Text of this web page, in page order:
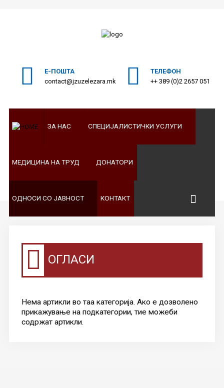
УСЛУГИ
МЕДИЦИНА
ОДНОСИ
СО
Е-ПОШТА
contact@jzuzelezara.mk
ТЕЛЕФОН
++ 389 (0)2 2657 051
ЗА НАС СПЕЦИЈАЛИСТИЧКИ УСЛУГИ
МЕДИЦИНА НА ТРУД ДОНАТОРИ
ОДНОСИ СО ЈАВНОСТ КОНТАКТ
Пребарајте на нашата веб страна
ОГЛАСИ
Нема артикли во таа категорија. Ако е дозволено
прикажување на подкатегории, тие можеби
содржат артикли.